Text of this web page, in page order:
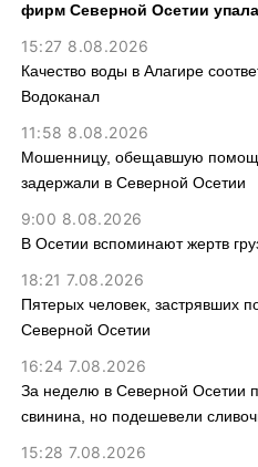
фирм Северной Осетии упала
15:27 8.08.2026
Качество воды в Алагире
Водоканал
11:58 8.08.2026
Мошенницу, обещавшую
задержали в Северной Осетии
9:00 8.08.2026
В Осетии вспоминают жертв
18:21 7.08.2026
Пятерых человек, застрявших
Северной Осетии
16:24 7.08.2026
За неделю в Северной Осетии
свинина, но подешевели
15:28 7.08.2026